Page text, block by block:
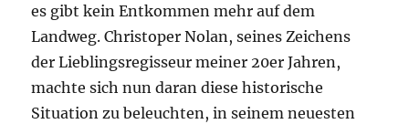
es gibt kein Entkommen mehr auf dem
Landweg. Christoper Nolan, seines Zeichens
der Lieblingsregisseur meiner 20er Jahren,
machte sich nun daran diese historische
Situation zu beleuchten, in seinem neuesten